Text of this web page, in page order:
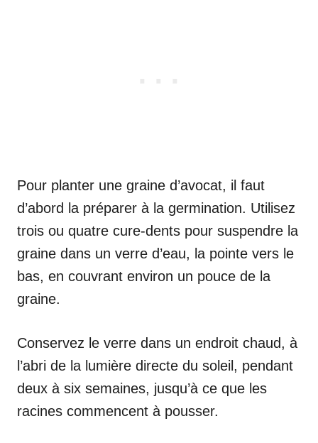
Pour planter une graine d’avocat, il faut
d’abord la préparer à la germination. Utilisez
trois ou quatre cure-dents pour suspendre la
graine dans un verre d’eau, la pointe vers le
bas, en couvrant environ un pouce de la
graine.
Conservez le verre dans un endroit chaud, à
l’abri de la lumière directe du soleil, pendant
deux à six semaines, jusqu’à ce que les
racines commencent à pousser.